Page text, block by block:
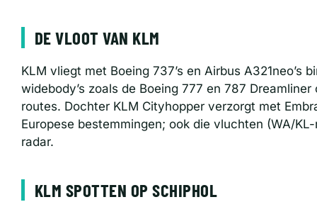
DE VLOOT VAN KLM
KLM vliegt met Boeing 737’s en Airbus A321neo’s
widebody’s zoals de Boeing 777 en 787
routes. Dochter KLM Cityhopper verzorgt met
Europese bestemmingen; ook die vluchten (WA/
radar.
KLM SPOTTEN OP SCHIPHOL